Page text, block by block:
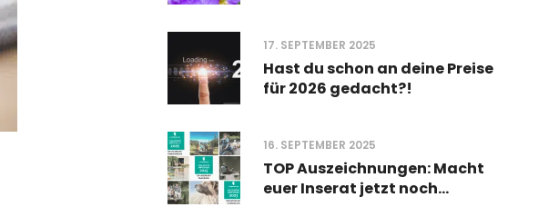
Hast du schon an deine Preise
für 2026 gedacht?!
17. SEPTEMBER 2025
TOP Auszeichnungen: Macht
euer Inserat jetzt noch
16. SEPTEMBER 2025